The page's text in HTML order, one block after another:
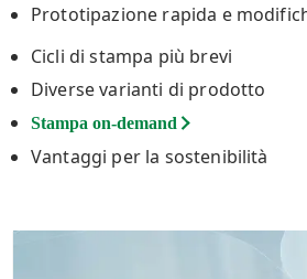
Prototipazione rapida e
Cicli di stampa più brevi
Diverse varianti di prodotto
Stampa on-demand
Vantaggi per la sostenibilità